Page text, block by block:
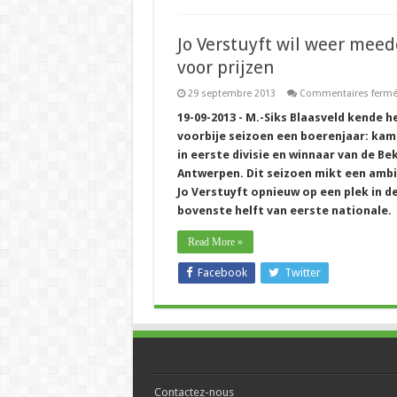
Jo Verstuyft wil weer
voor prijzen
29 septembre 2013 Commentaires
19-09-2013 - M.-Siks Blaasveld kende
voorbije seizoen een boerenjaar:
in eerste divisie en winnaar van de
Antwerpen. Dit seizoen mikt een
Jo Verstuyft opnieuw op een plek in
bovenste helft van eerste nationale.
Read More »
Facebook Twitter
Contactez-nous